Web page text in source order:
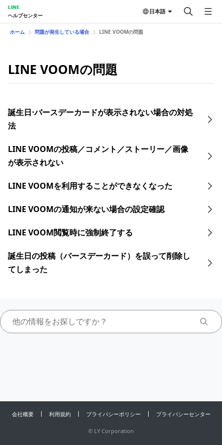
LINE
ヘルプセンター
日本語
ホーム 問題が発生している場合 LINE VOOMの問題
LINE VOOMの問題
誕生日⋅バースデーカードが表示されない場合の対処
法
LINE VOOMの投稿／コメント／ストーリー／画像
が表示されない
LINE VOOMを利用することができなくなった
LINE VOOMの通知が来ない場合の設定確認
LINE VOOM閲覧時に強制終了する
誕生日の投稿（バースデーカード）を誤って削除し
てしまった
会社概要 利用規約 プライバシーポリシー プライバシーセンター
© LY Corporation